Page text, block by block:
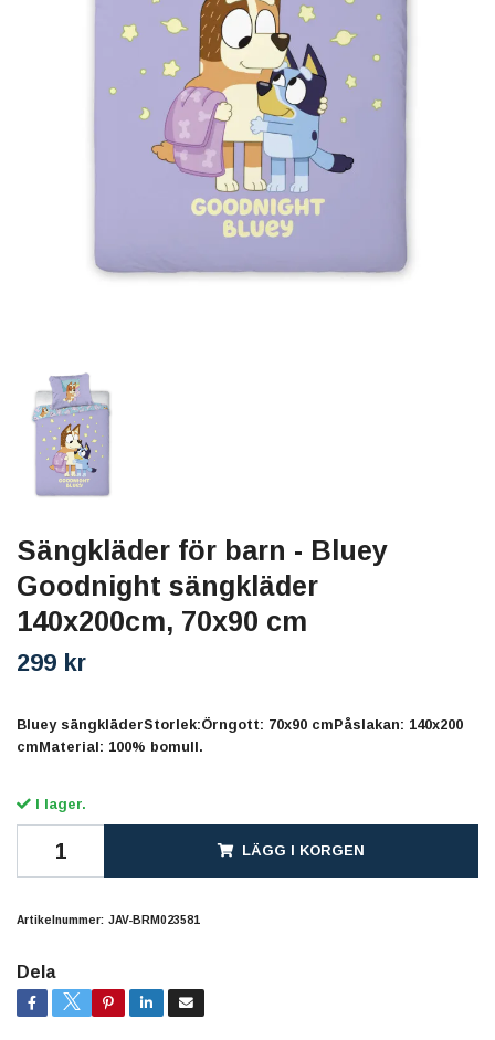
Sängkläder för barn - Bluey
Goodnight sängkläder
140x200cm, 70x90 cm
299 kr
Bluey sängkläderStorlek:Örngott: 70x90 cmPåslakan: 140x200
cmMaterial: 100% bomull.
I lager.
LÄGG I KORGEN
Artikelnummer: JAV-BRM023581
Dela